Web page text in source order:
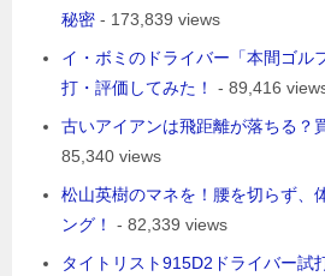
秘密 - 173,839 views
イ・ボミのドライバー「本間ゴル
打・評価してみた！
- 89,416
古いアイアンは飛距離が落ちる？
85,340 views
松山英樹のマネを！腰を切らず、
ング！
- 82,339 views
タイトリスト915D2ドライバー試